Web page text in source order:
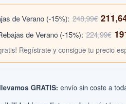
de Verano (-15%): 248,99€
de Verano (-15%): 224,99€
Regístrate y consigue tu precio
GRATIS: envío sin coste a